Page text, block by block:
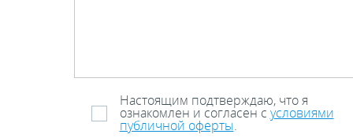
Настоящим подтверждаю, что я
ознакомлен и согласен с условиями
публичной оферты.